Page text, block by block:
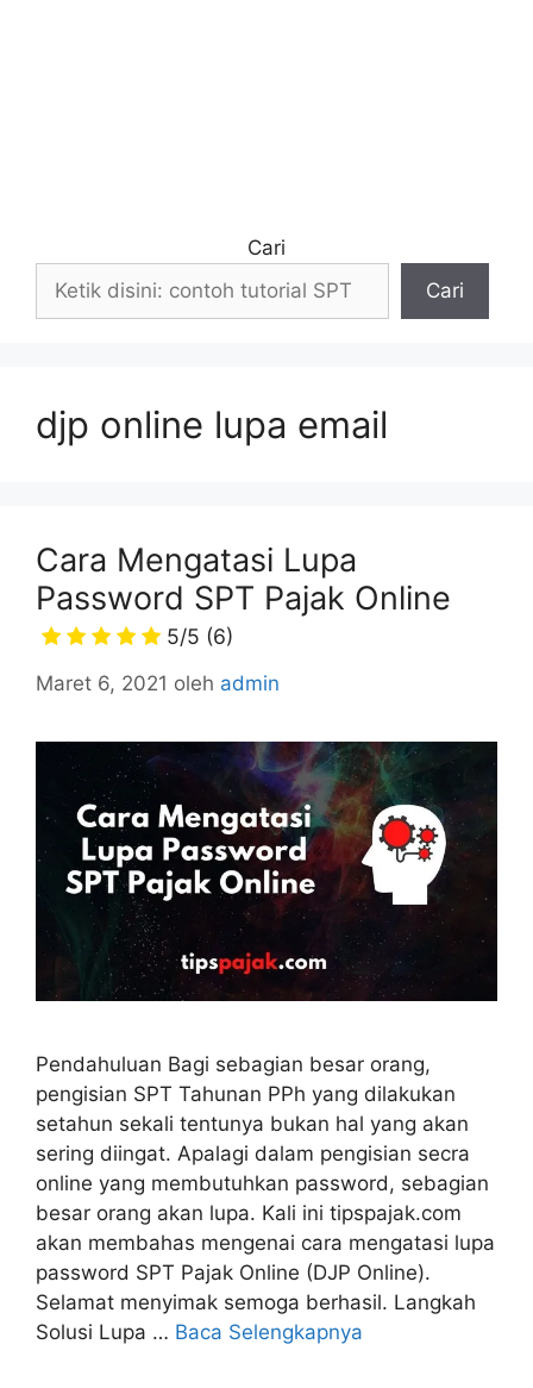
Cari
Cari
djp online lupa email
Cara Mengatasi Lupa
Password SPT Pajak Online
5/5 (6)
Maret 6, 2021 oleh admin
Pendahuluan Bagi sebagian besar orang,
pengisian SPT Tahunan PPh yang dilakukan
setahun sekali tentunya bukan hal yang akan
sering diingat. Apalagi dalam pengisian secra
online yang membutuhkan password, sebagian
besar orang akan lupa. Kali ini tipspajak.com
akan membahas mengenai cara mengatasi lupa
password SPT Pajak Online (DJP Online).
Selamat menyimak semoga berhasil. Langkah
Solusi Lupa … Baca Selengkapnya